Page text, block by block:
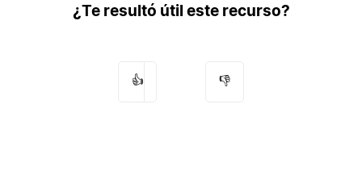
¿Te resultó útil este recurso?
👍 👎